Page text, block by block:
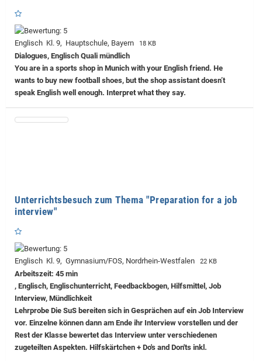
Englisch Kl. 9, Hauptschule, Bayern 18 KB
Dialogues, Englisch Quali mündlich
You are in a sports shop in Munich with your English friend. He
wants to buy new football shoes, but the shop assistant doesn’t
speak English well enough. Interpret what they say.
Unterrichtsbesuch zum Thema "Preparation for a job
interview"
Englisch Kl. 9, Gymnasium/FOS, Nordrhein-Westfalen 22 KB
Arbeitszeit: 45 min
, Englisch, Englischunterricht, Feedbackbogen, Hilfsmittel, Job
Interview, Mündlichkeit
Lehrprobe Die SuS bereiten sich in Gesprächen auf ein Job Interview
vor. Einzelne können dann am Ende ihr Interview vorstellen und der
Rest der Klasse bewertet das Interview unter verschiedenen
zugeteilten Aspekten. Hilfskärtchen + Do's and Don'ts inkl.